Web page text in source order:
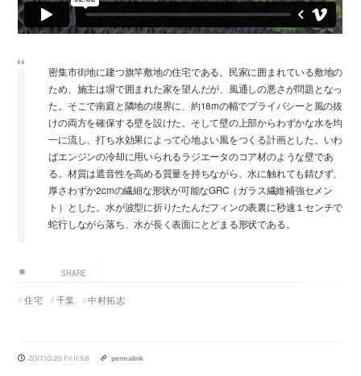
密集市街地に建つ旗竿敷地の住宅である。民家に囲まれている敷地の
ため、施主は塀で囲まれた家を望んだが、風通しの悪さが問題となっ
た。そこで南庭と隣地の境界に、約18mの幅でプライバシーと風の抜
けの両方を確保する壁を設けた。そして壁の上部からわずかな水を均
一に流し、打ち水効果によって心地よい風をつくる計画とした。いわ
ばエンジンの冷却に用いられるラジエータのコア材のような壁であ
る。材質は遮音性を高める質量を持ちながら、水に触れても錆びず、
厚さわずか2cmの繊細な形状が可能なGRC（ガラス繊維補強セメン
ト）とした。水が波型に折りたたんだフィンの表裏に秒速１センチで
蛇行しながら落ち、水が長く表面にとどまる形状である。
SHARE
住宅 千葉 中村拓志
2017.10.20 Fri 11:58 permalink